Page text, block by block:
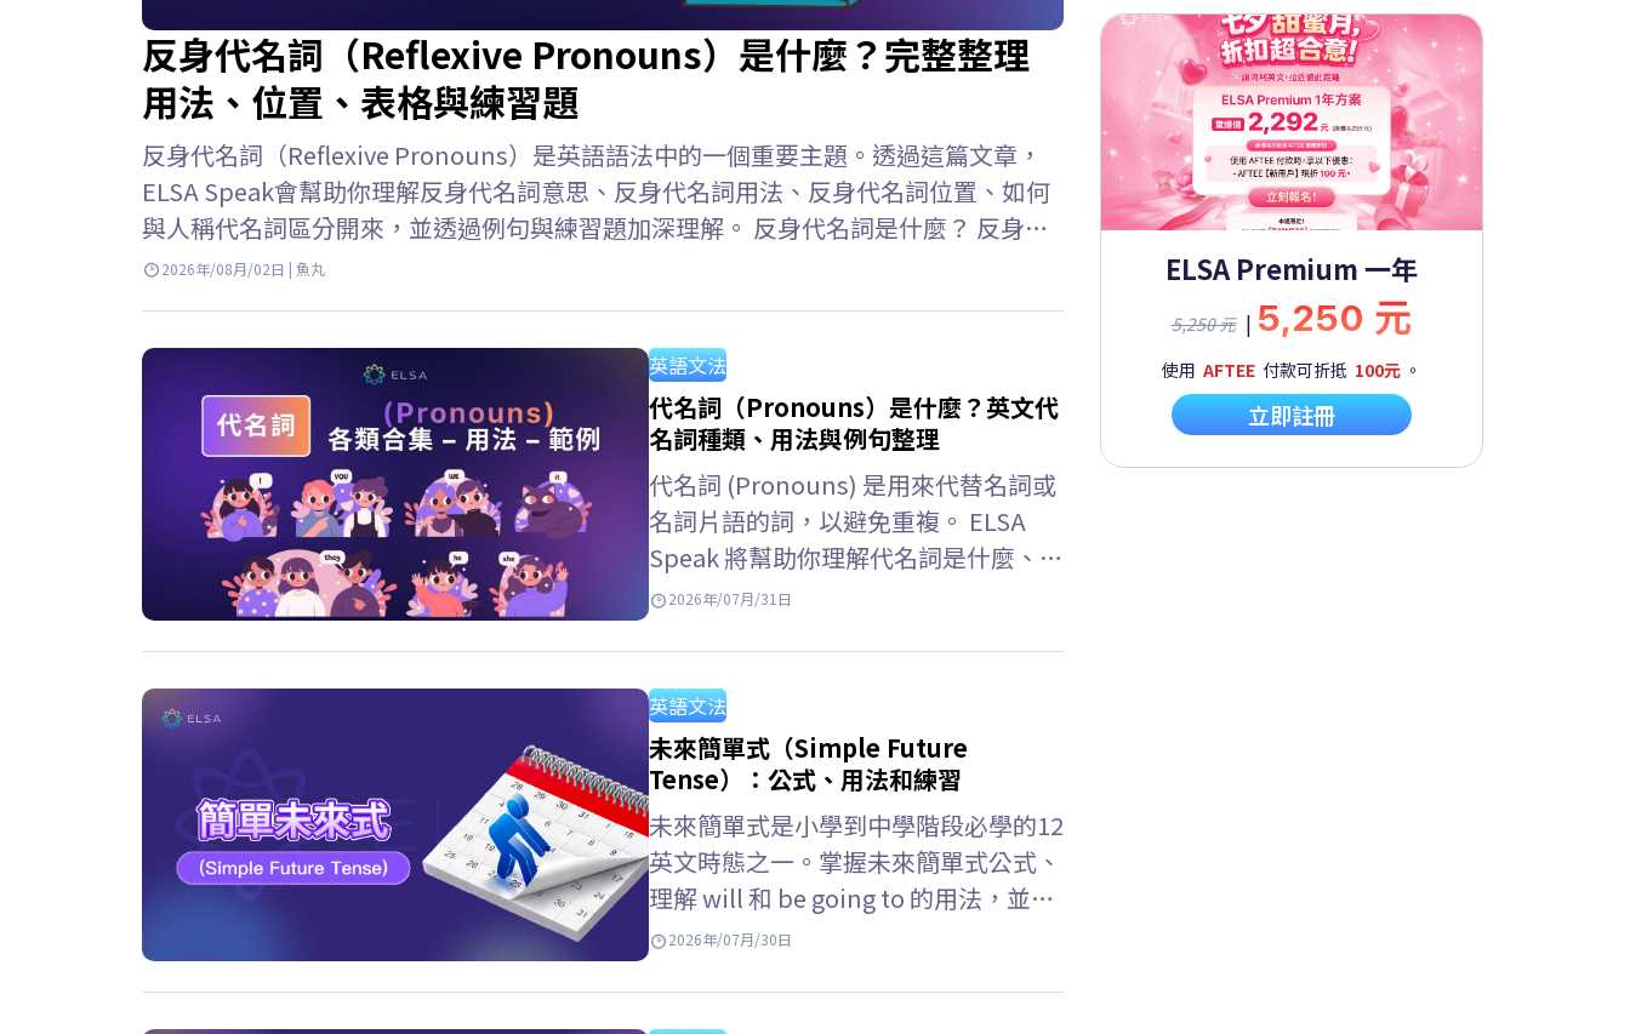
反身代名詞（Reflexive Pronouns）是什麼？完整整理
用法、位置、表格與練習題
反身代名詞（Reflexive Pronouns）是英語語法中的一個重要主題。透過這篇文章，
ELSA Speak會幫助你理解反身代名詞意思、反身代名詞用法、反身代名詞位置、如何
與人稱代名詞區分開來，並透過例句與練習題加深理解。 反身代名詞是什麼？ 反身代
名詞的意思 反身代名詞 英文 (Reflexive Pronouns) 是指句子中的主詞和受詞指涉同一
2026年/08月/02日 | 魚丸
英語文法
代名詞（Pronouns）是什麼？英文代
名詞種類、用法與例句整理
代名詞 (Pronouns) 是用來代替名詞或
名詞片語的詞，以避免重複。 ELSA
Speak 將幫助你理解代名詞是什麼、代
名詞 意思，掌握常見的代名詞類型，
代名詞 英文…
2026年/07月/31日
英語文法
未來簡單式（Simple Future
Tense）：公式、用法和練習
未來簡單式是小學到中學階段必學的12
英文時態之一。掌握未來簡單式公式、
理解 will 和 be going to 的用法，並了
解未來簡單式 未來進行式的差別，將
2026年/07月/30日
ELSA Premium 一年
5,250 元 | 5,250 元
使用 AFTEE 付款可折抵 100元 。
立即註冊